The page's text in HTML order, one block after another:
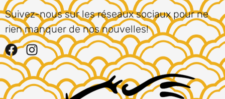
Suivez-nous sur les réseaux sociaux pour ne
rien manquer de nos nouvelles!